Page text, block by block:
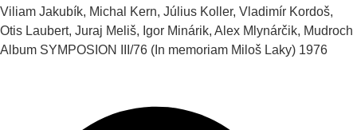
Viliam Jakubík, Michal Kern, Július Koller, Vladimír Kordoš,
Otis Laubert, Juraj Meliš, Igor Minárik, Alex Mlynárčik, Mudroch
Album SYMPOSION III/76 (In memoriam Miloš Laky) 1976